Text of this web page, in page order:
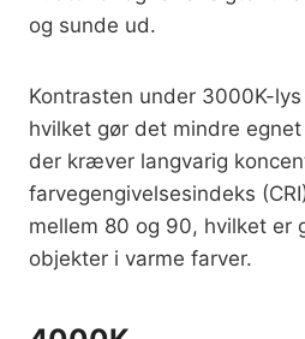
og sunde ud.
Kontrasten under 3000K-
hvilket gør det mindre
der kræver langvarig
farvegengivelsesindeks
mellem 80 og 90, hvilket er
objekter i varme farver.